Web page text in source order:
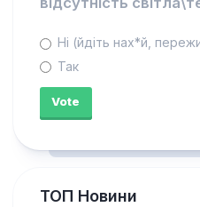
Ні (йдіть нах*й,
Так
ТОП Новини